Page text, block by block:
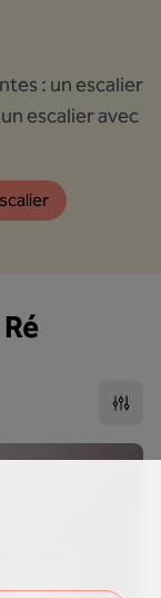
: un escalier
escalier avec